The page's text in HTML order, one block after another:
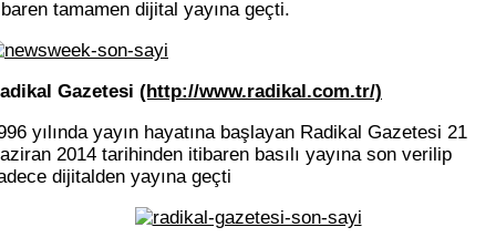
tamamen dijital yayına geçti.
Gazetesi (http://www.radikal.com.tr/)
yılında yayın hayatına başlayan Radikal Gazetesi 21
2014 tarihinden itibaren basılı yayına son verilip
dijitalden yayına geçti